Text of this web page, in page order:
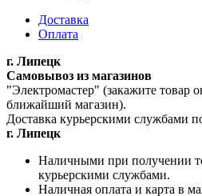
Доставка
Оплата
г. Липецк
Самовывоз из магазинов
"Электромастер" (закажите товар
ближайший магазин).
Доставка курьерскими службами
г. Липецк
Наличными при получении
курьерскими службами.
Наличная оплата и карта в